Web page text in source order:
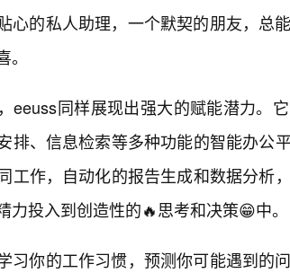
心的私人助理，一个默契的朋友，总
eeuss同样展现出强大的赋能潜力。
排、信息检索等多种功能的智能办公
工作，自动化的报告生成和数据分析
力投入到创造性的🔥思考和决策😁中。
习你的工作习惯，预测你可能遇到的